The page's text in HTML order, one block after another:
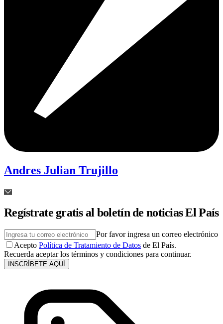
Andres Julian Trujillo
Regístrate gratis al boletín de noticias El País
Por favor ingresa un correo electrónico
Acepto Política de Tratamiento de Datos de El País.
Recuerda aceptar los términos y condiciones para continuar.
INSCRÍBETE AQUÍ